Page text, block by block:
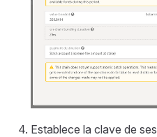
Establece la clave de